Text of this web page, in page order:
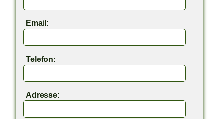
Email:
Telefon:
Adresse: